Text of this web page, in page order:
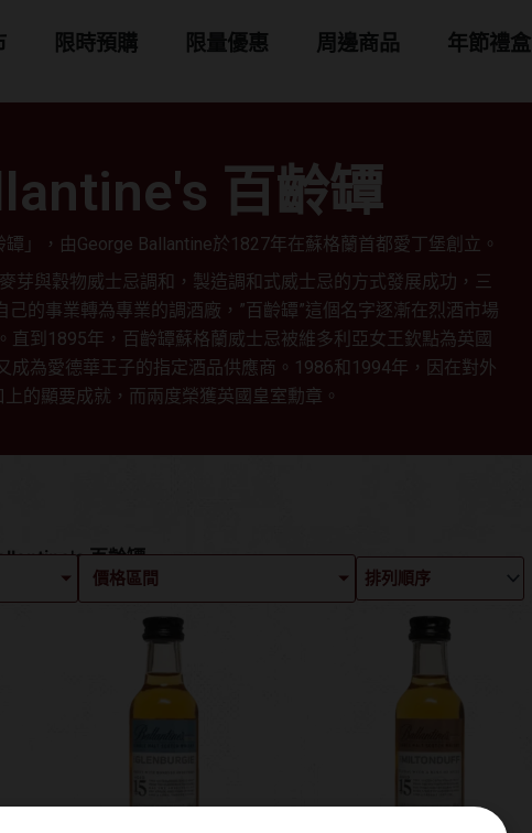
限時預購 限量優惠 周邊商品 年節禮盒
百齡罈
」，由George Ballantine於1827年在蘇格蘭首都愛丁堡創立。
芽與穀物威士忌調和，製造調和式威士忌的方式發展成功，三
己的事業轉為專業的調酒廠，”百齡罈”這個名字逐漸在烈酒市場
直到1895年，百齡罈蘇格蘭威士忌被維多利亞女王欽點為英國
成為愛德華王子的指定酒品供應商。1986和1994年，因在對外
上的顯要成就，而兩度榮獲英國皇室勳章。
百齡罈
價格區間